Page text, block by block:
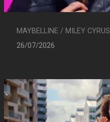
MAYBELLINE / MILEY CYRUS
26/07/2026